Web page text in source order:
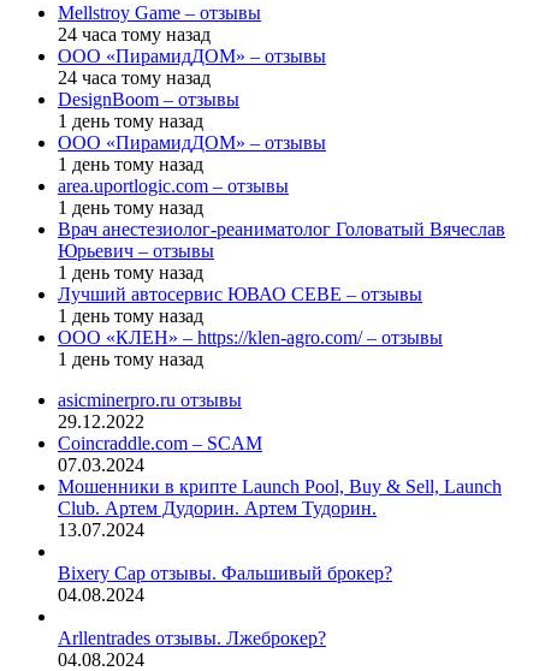
Mellstroy Game – отзывы
24 часа тому назад
ООО «ПирамидДОМ» – отзывы
24 часа тому назад
DesignBoom – отзывы
1 день тому назад
ООО «ПирамидДОМ» – отзывы
1 день тому назад
area.uportlogic.com – отзывы
1 день тому назад
Врач анестезиолог-реаниматолог Головатый Вячеслав
Юрьевич – отзывы
1 день тому назад
Лучший автосервис ЮВАО CEBE – отзывы
1 день тому назад
ООО «КЛЕН» – https://klen-agro.com/ – отзывы
1 день тому назад
asicminerpro.ru отзывы
29.12.2022
Coincraddle.com – SCAM
07.03.2024
Мошенники в крипте Launch Pool, Buy & Sell, Launch
Club. Артем Дудорин. Артем Тудорин.
13.07.2024
Bixery Cap отзывы. Фальшивый брокер?
04.08.2024
Arllentrades отзывы. Лжеброкер?
04.08.2024